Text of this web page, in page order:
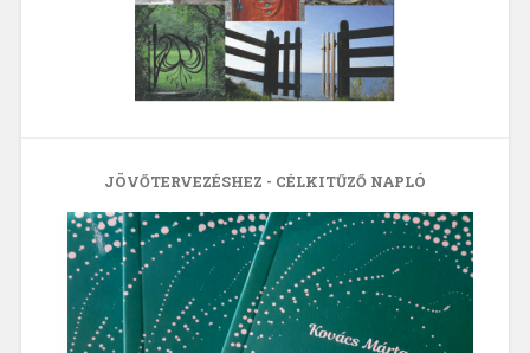
JÖVŐTERVEZÉSHEZ - CÉLKITŰZŐ NAPLÓ